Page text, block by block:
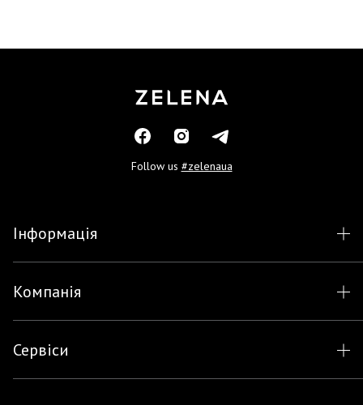
Follow us #zelenaua
Інформація
Компанія
Сервіси